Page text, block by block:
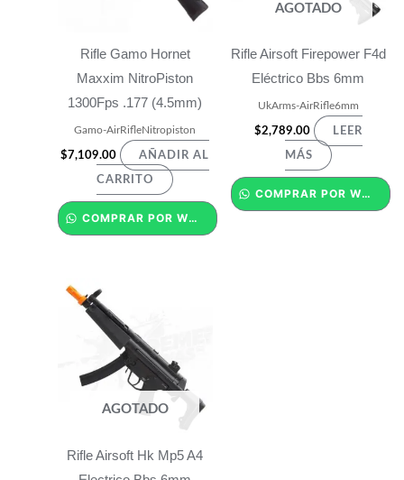
Rifle Gamo Hornet
Maxxim NitroPiston
1300Fps .177 (4.5mm)
Gamo-AirRifleNitropiston
$7,109.00 AÑADIR AL
CARRITO
COMPRAR POR WHATSAPP
AGOTADO
Rifle Airsoft Firepower F4d
Eléctrico Bbs 6mm
UkArms-AirRifle6mm
$2,789.00 LEER
MÁS
COMPRAR POR WHATSAPP
AGOTADO
Rifle Airsoft Hk Mp5 A4